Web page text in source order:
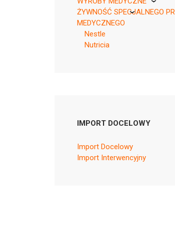
KikGel
ŻYWNOŚĆ SPECJALNEGO
MEDYCZNEGO
Nestle
Nutricia
IMPORT DOCELOWY
Import Docelowy
Import Interwencyjny